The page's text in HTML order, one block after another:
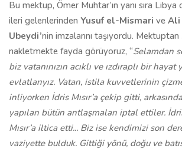
Bu mektup, Ömer Muhtar’ın yanı sıra Libya
ileri gelenlerinden Yusuf el-Mismari ve Ali
Ubeydi’nin imzalarını taşıyordu. Mektuptan
nakletmekte fayda görüyoruz, “Selamdan
biz vatanınızın acıklı ve ızdıraplı bir hayat
evlatlarıyız. Vatan, istila kuvvetlerinin
inliyorken İdris Mısır’a çekip gitti,
yapılan bütün antlaşmaları iptal ettiler.
Mısır’a iltica etti... Biz ise kendimizi son
vaziyette bulduk. Gittiği yönü, doğu ve